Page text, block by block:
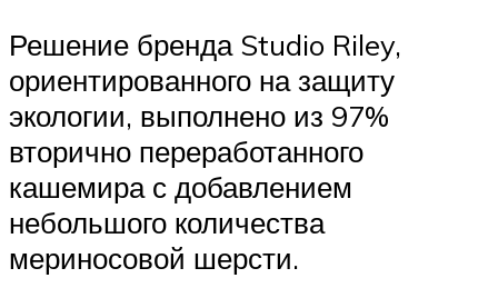
Решение бренда Studio Riley,
ориентированного на защиту
экологии, выполнено из 97%
вторично переработанного
кашемира с добавлением
небольшого количества
мериносовой шерсти.